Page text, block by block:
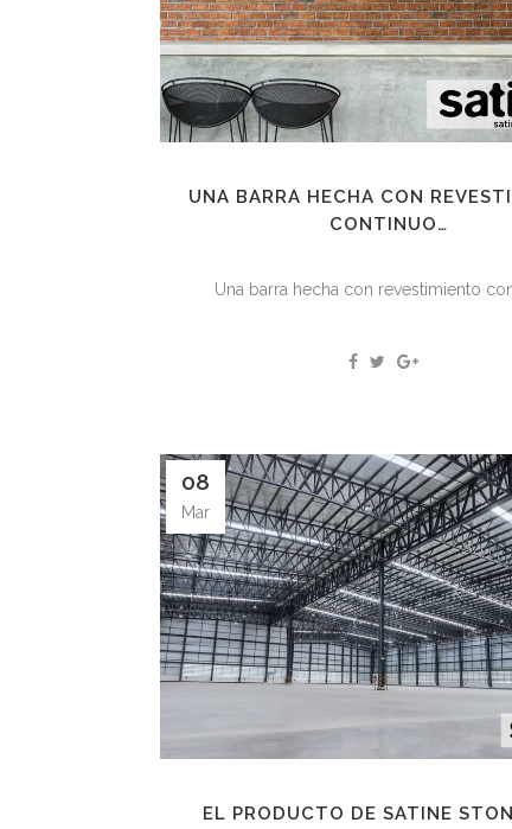
UNA BARRA HECHA CON
CONTINUO…
Una barra hecha con revestimiento
08
Mar
EL PRODUCTO DE SATINE